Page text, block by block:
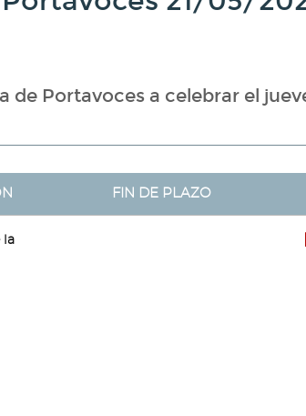
Portavoces a celebrar el
FIN DE PLAZO
la